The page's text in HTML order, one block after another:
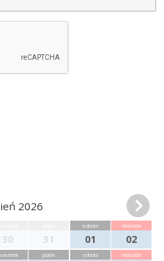
2026
30 31
sobota
01
niedziela
02
piątek sobota niedziela